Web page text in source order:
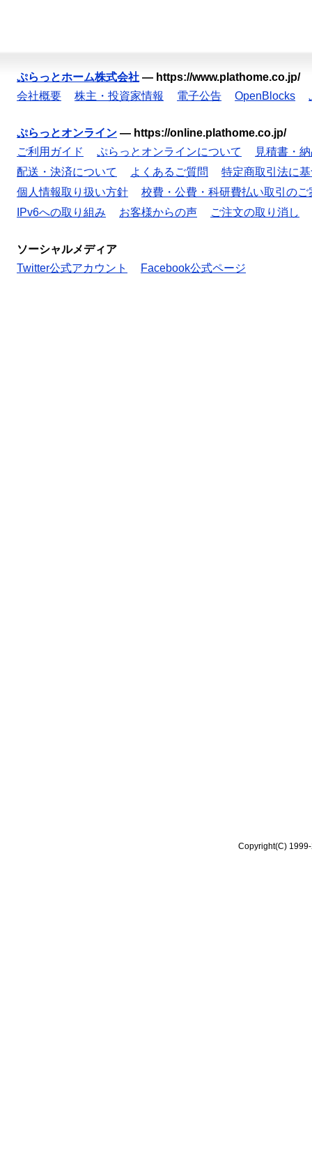
ぷらっとホーム株式会社 — https://www.plathome.co.jp/
会社概要
株主・投資家情報 電子公告 OpenBlocks
ぷらっとオンライン — https://online.plathome.co.jp/
ご利用ガイド
ぷらっとオンラインについて
見積書・
配送・決済について
よくあるご質問
特定商取引法に
個人情報取り扱い方針
校費・公費・科研費払い取引のご
IPv6への取り組み
お客様からの声 ご注文の取り消し
ソーシャルメディア
Twitter公式アカウント
Facebook公式ページ
Copyright(C)